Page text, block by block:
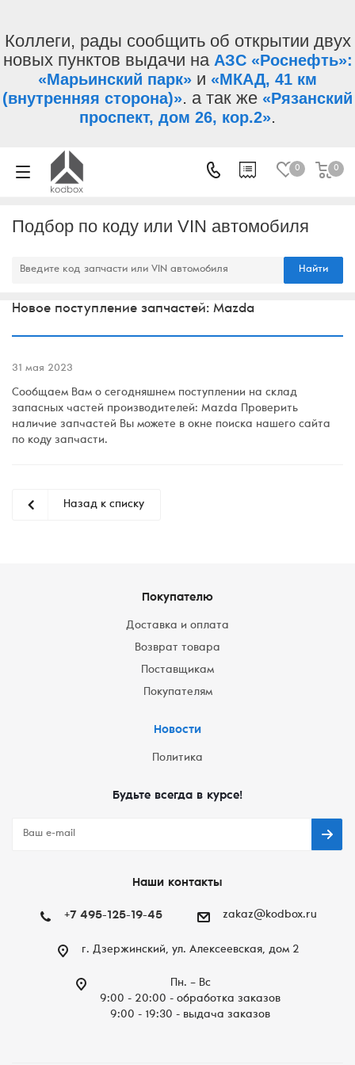
Коллеги, рады сообщить об открытии двух
новых пунктов выдачи на АЗС «Роснефть»:
«Марьинский парк» и «МКАД, 41 км
(внутренняя сторона)». а так же «Рязанский
проспект, дом 26, кор.2».
0 0
Подбор по коду или VIN автомобиля
Найти
Новое поступление запчастей: Mazda
31 мая 2023
Сообщаем Вам о сегодняшнем поступлении на склад
запасных частей производителей: Mazda Проверить
наличие запчастей Вы можете в окне поиска нашего сайта
по коду запчасти.
Назад к списку
Покупателю
Доставка и оплата
Возврат товара
Поставщикам
Покупателям
Новости
Политика
Будьте всегда в курсе!
Наши контакты
+7 495-125-19-45 zakaz@kodbox.ru
г. Дзержинский, ул. Алексеевская, дом 2
Пн. – Вc
9:00 - 20:00 - обработка заказов
9:00 - 19:30 - выдача заказов